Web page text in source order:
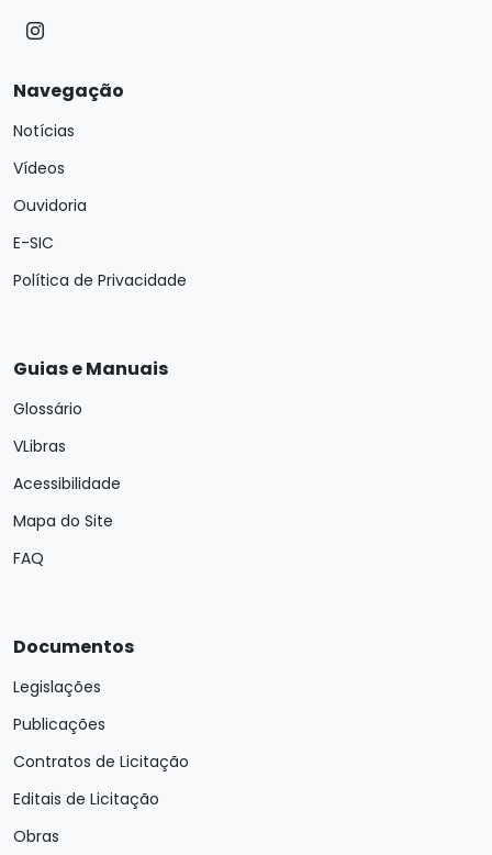
Navegação
Notícias
Vídeos
Ouvidoria
E-SIC
Política de Privacidade
Guias e Manuais
Glossário
VLibras
Acessibilidade
Mapa do Site
FAQ
Documentos
Legislações
Publicações
Contratos de Licitação
Editais de Licitação
Obras